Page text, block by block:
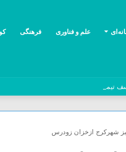
علم و فناوری فرهنگی
تیموری به شبکه نسیم می‌آید
شهرکرج ازخزان زودرس